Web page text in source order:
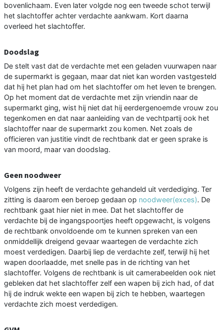
bovenlichaam. Even later volgde nog een tweede schot terwijl
het slachtoffer achter verdachte aankwam. Kort daarna
overleed het slachtoffer.
Doodslag
De stelt vast dat de verdachte met een geladen vuurwapen naar
de supermarkt is gegaan, maar dat niet kan worden vastgesteld
dat hij het plan had om het slachtoffer om het leven te brengen.
Op het moment dat de verdachte met zijn vriendin naar de
supermarkt ging, wist hij niet dat hij eerdergenoemde vrouw zou
tegenkomen en dat naar aanleiding van de vechtpartij ook het
slachtoffer naar de supermarkt zou komen. Net zoals de
officieren van justitie vindt de rechtbank dat er geen sprake is
van moord, maar van doodslag.
Geen noodweer
Volgens zijn heeft de verdachte gehandeld uit verdediging. Ter
zitting is daarom een beroep gedaan op noodweer(exces). De
rechtbank gaat hier niet in mee. Dat het slachtoffer de
verdachte bij de ingangspoortjes heeft opgewacht, is volgens
de rechtbank onvoldoende om te kunnen spreken van een
onmiddellijk dreigend gevaar waartegen de verdachte zich
moest verdedigen. Daarbij liep de verdachte zelf, terwijl hij het
wapen doorlaadde, met snelle pas in de richting van het
slachtoffer. Volgens de rechtbank is uit camerabeelden ook niet
gebleken dat het slachtoffer zelf een wapen bij zich had, of dat
hij de indruk wekte een wapen bij zich te hebben, waartegen
verdachte zich moest verdedigen.